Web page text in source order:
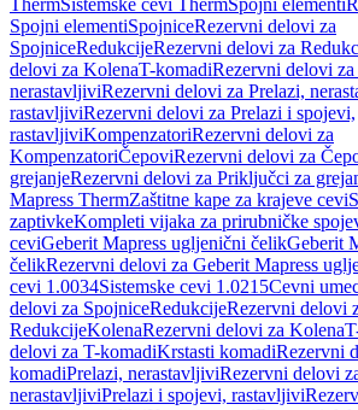
ThermSistemske cevi ThermSpojni elementi
Spojni elementiSpojniceRezervni delovi za
SpojniceRedukcijeRezervni delovi za
delovi za KolenaT-komadiRezervni delovi
nerastavljiviRezervni delovi za Prelazi,
rastavljiviRezervni delovi za Prelazi i spojevi,
rastavljiviKompenzatoriRezervni delovi za
KompenzatoriČepoviRezervni delovi za
grejanjeRezervni delovi za Priključci za
Mapress ThermZaštitne kape za krajeve cevi
zaptivkeKompleti vijaka za prirubničke
ceviGeberit Mapress ugljenični čelikGeberit
čelikRezervni delovi za Geberit Mapress
cevi 1.0034Sistemske cevi 1.0215Cevni
delovi za SpojniceRedukcijeRezervni delovi
RedukcijeKolenaRezervni delovi za Kolena
delovi za T-komadiKrstasti komadiRezervni
komadiPrelazi, nerastavljiviRezervni delovi
nerastavljiviPrelazi i spojevi, rastavljivi